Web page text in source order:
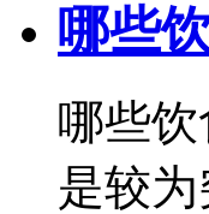
哪些
哪些
是较